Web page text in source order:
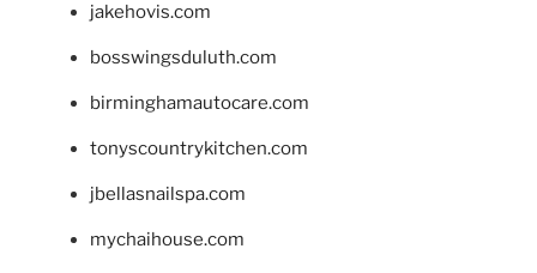
jakehovis.com
bosswingsduluth.com
birminghamautocare.com
tonyscountrykitchen.com
jbellasnailspa.com
mychaihouse.com